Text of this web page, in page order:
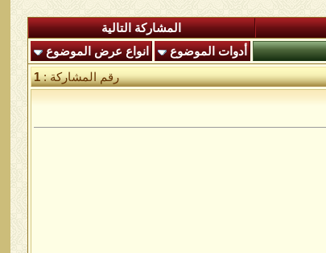
المشاركة التالية
أدوات الموضوع
انواع عرض الموضوع
رقم المشاركة :1